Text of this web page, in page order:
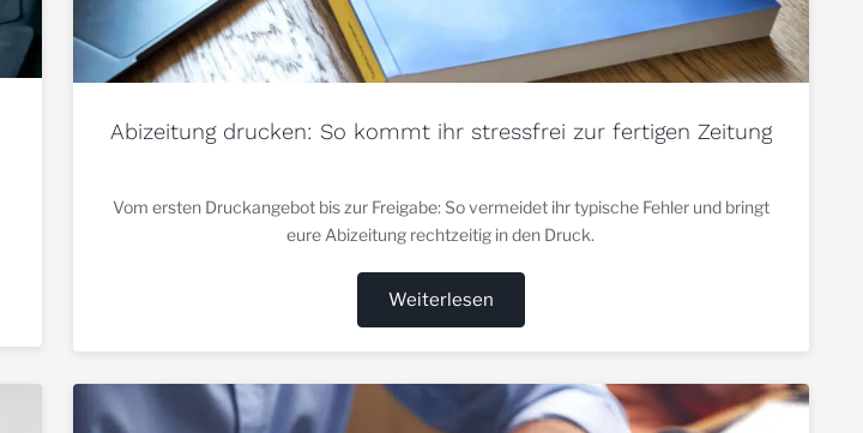
Abizeitung drucken: So kommt ihr stressfrei zur fertigen Zeitung
Vom ersten Druckangebot bis zur Freigabe: So vermeidet ihr typische Fehler und bringt
eure Abizeitung rechtzeitig in den Druck.
Weiterlesen